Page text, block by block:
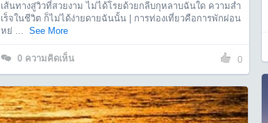
เส้นทางสู่วิวที่สวยงาม ไม่ได้โรยด้วยกลีบกุหลาบฉันใด ความสำ
เร็จในชีวิต ก็ไม่ได้ง่ายดายฉันนั้น | การท่องเที่ยวคือการพักผ่อน
หย่ ... See More
0 ความคิดเห็น 0